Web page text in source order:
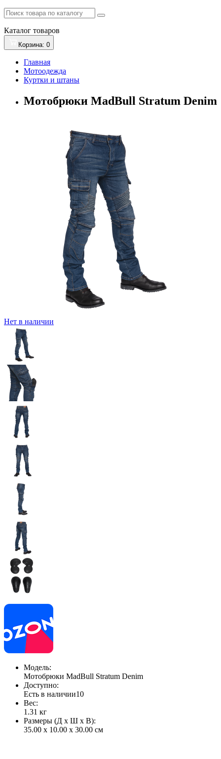
Каталог товаров
Корзина: 0
Главная
Мотоодежда
Куртки и штаны
Мотобрюки MadBull Stratum Denim
Нет в наличии
Модель:
Мотобрюки MadBull Stratum Denim
Доступно:
Есть в наличии10
Вес:
1.31 кг
Размеры (Д x Ш x В):
35.00 x 10.00 x 30.00 см